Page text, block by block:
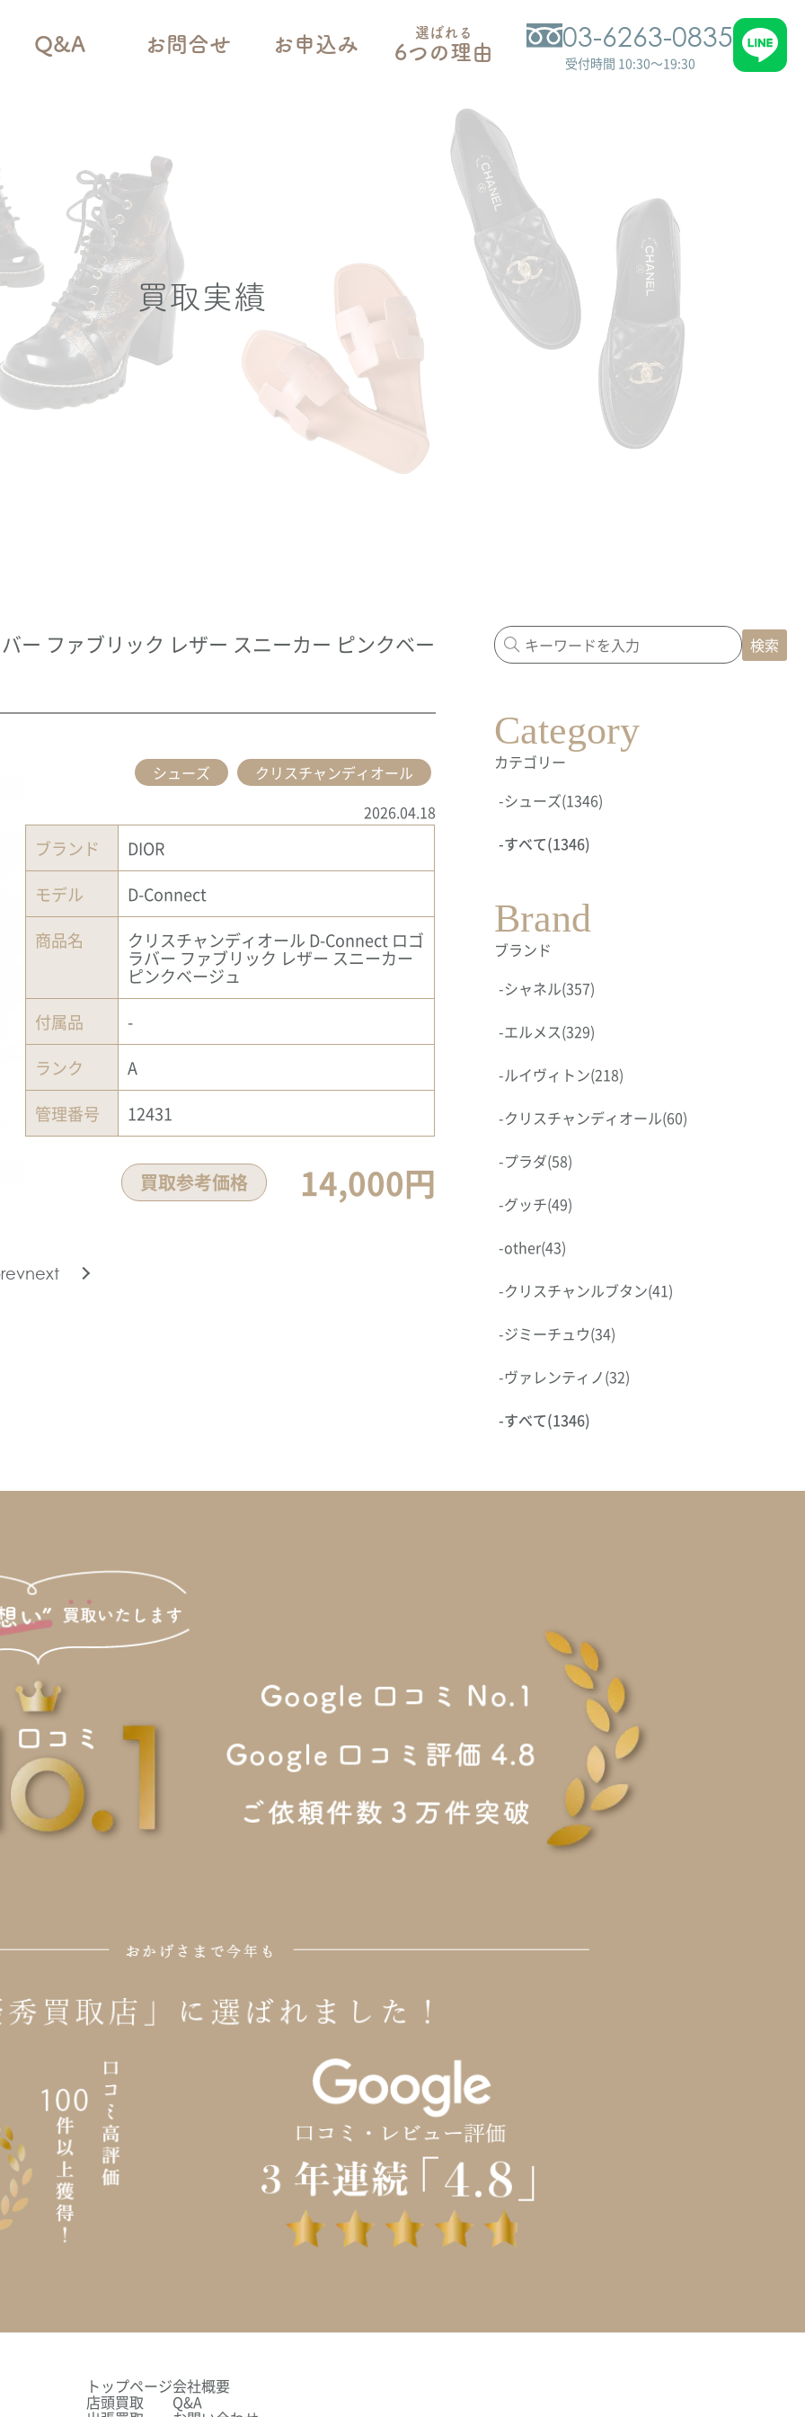
Q&A お問合せ お申込み
選ばれる
6つの理由 03-6263-0835
受付時間 10:30～19:30
買取実績
ー ファブリック レザー スニーカー ピンクベー
シューズ
クリスチャンディオール
2026.04.18
ブランド
DIOR
モデル
D-Connect
商品名
クリスチャンディオール D-Connect ロゴ
ラバー ファブリック レザー スニーカー
ピンクベージュ
付属品
-
ランク
A
管理番号
12431
買取参考価格 14,000円
next
検索
Category
カテゴリー
-シューズ(1346)
-すべて(1346)
Brand
ブランド
-シャネル(357)
-エルメス(329)
-ルイヴィトン(218)
-クリスチャンディオール(60)
-プラダ(58)
-グッチ(49)
-other(43)
-クリスチャンルブタン(41)
-ジミーチュウ(34)
-ヴァレンティノ(32)
-すべて(1346)
トップページ
店頭買取
会社概要
Q&A